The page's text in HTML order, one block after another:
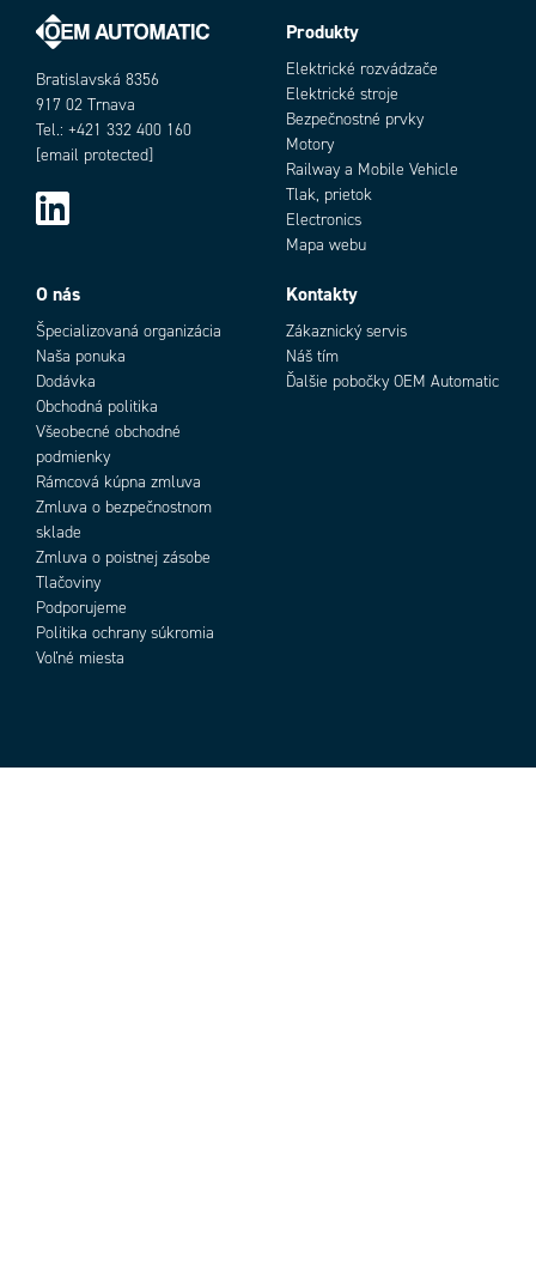
Bratislavská 8356
917 02 Trnava
Tel.: +421 332 400 160
[email protected]
Produkty
Elektrické rozvádzače
Elektrické stroje
Bezpečnostné prvky
Motory
Railway a Mobile Vehicle
Tlak, prietok
Electronics
Mapa webu
O nás
Špecializovaná organizácia
Naša ponuka
Dodávka
Obchodná politika
Všeobecné obchodné
podmienky
Rámcová kúpna zmluva
Zmluva o bezpečnostnom
sklade
Zmluva o poistnej zásobe
Tlačoviny
Podporujeme
Politika ochrany súkromia
Voľné miesta
Kontakty
Zákaznický servis
Náš tím
Ďalšie pobočky OEM Automatic